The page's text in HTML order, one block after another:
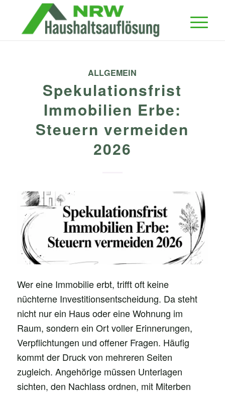
ALLGEMEIN
Spekulationsfrist
Immobilien Erbe:
Steuern vermeiden
2026
Wer eine Immobilie erbt, trifft oft keine
nüchterne Investitionsentscheidung. Da steht
nicht nur ein Haus oder eine Wohnung im
Raum, sondern ein Ort voller Erinnerungen,
Verpflichtungen und offener Fragen. Häufig
kommt der Druck von mehreren Seiten
zugleich. Angehörige müssen Unterlagen
sichten, den Nachlass ordnen, mit Miterben